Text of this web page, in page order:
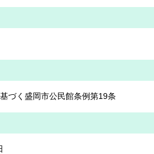
づく盛岡市公民館条例第19条